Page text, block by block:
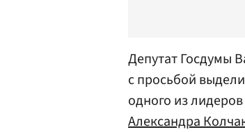
Депутат Госдумы
с просьбой
одного из
Александра